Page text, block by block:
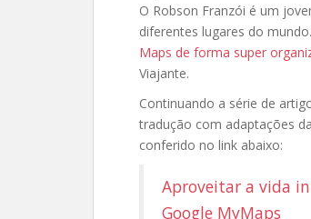
O Robson Franzói é um
diferentes lugares do
Maps de forma super
Viajante.
Continuando a série de
tradução com adaptações
conferido no link abaixo:
Aproveitar a vida
Google MyMaps